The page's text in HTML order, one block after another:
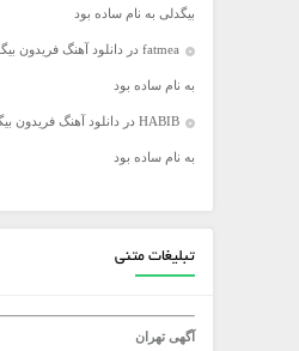
مهدی یغمایی
میثم ابراهیمی
میلاد راستاد
بیگدلی به نام ساده بود
fatmea در دانلود آهنگ فریدون
به نام ساده بود
HABIB در دانلود آهنگ فریدون
به نام ساده بود
تبلیغات متنی
آگهی تهران